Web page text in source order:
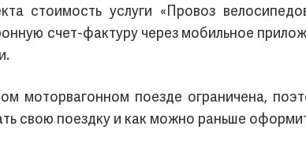
стоимость услуги «Провоз
счет-фактуру через мобильное
моторвагонном поезде ограничена,
свою поездку и как можно раньше